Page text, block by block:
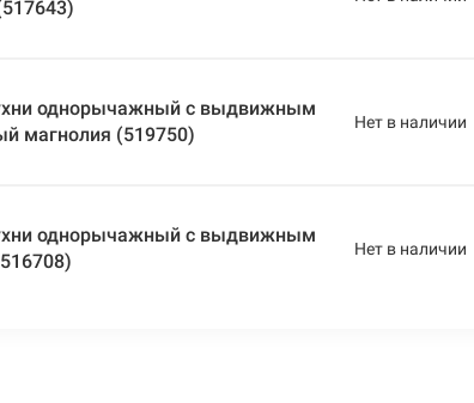
однорычажный с выдвижным
магнолия (519750)
Нет в наличии
однорычажный с выдвижным
Нет в наличии